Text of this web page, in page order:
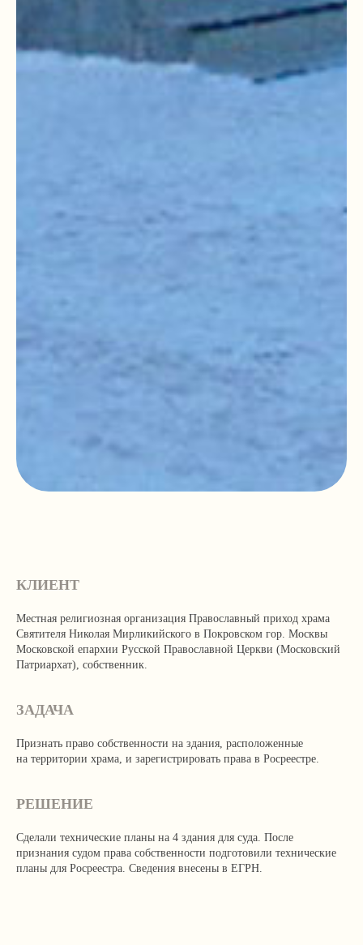
КЛИЕНТ
Местная религиозная организация Православный приход храма
Святителя Николая Мирликийского в Покровском гор. Москвы
Московской епархии Русской Православной Церкви (Московский
Патриархат), собственник.
ЗАДАЧА
Признать право собственности на здания, расположенные
на территории храма, и зарегистрировать права в Росреестре.
РЕШЕНИЕ
Сделали технические планы на 4 здания для суда. После
признания судом права собственности подготовили технические
планы для Росреестра. Сведения внесены в ЕГРН.
КАК РАБОТАЛИ